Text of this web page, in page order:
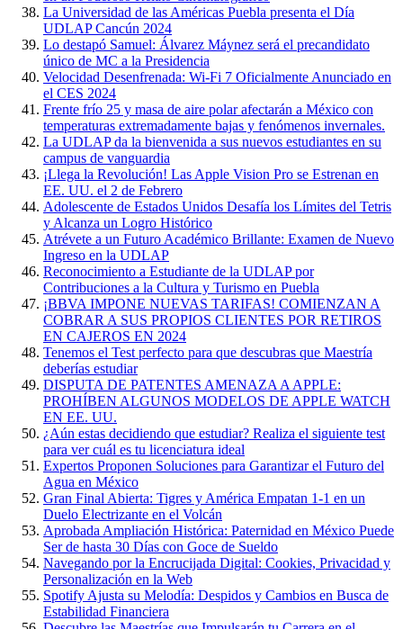
La Universidad de las Américas Puebla presenta el Día
UDLAP Cancún 2024
Lo destapó Samuel: Álvarez Máynez será el precandidato
único de MC a la Presidencia
Velocidad Desenfrenada: Wi-Fi 7 Oficialmente Anunciado en
el CES 2024
Frente frío 25 y masa de aire polar afectarán a México con
temperaturas extremadamente bajas y fenómenos invernales.
La UDLAP da la bienvenida a sus nuevos estudiantes en su
campus de vanguardia
¡Llega la Revolución! Las Apple Vision Pro se Estrenan en
EE. UU. el 2 de Febrero
Adolescente de Estados Unidos Desafía los Límites del Tetris
y Alcanza un Logro Histórico
Atrévete a un Futuro Académico Brillante: Examen de Nuevo
Ingreso en la UDLAP
Reconocimiento a Estudiante de la UDLAP por
Contribuciones a la Cultura y Turismo en Puebla
¡BBVA IMPONE NUEVAS TARIFAS! COMIENZAN A
COBRAR A SUS PROPIOS CLIENTES POR RETIROS
EN CAJEROS EN 2024
Tenemos el Test perfecto para que descubras que Maestría
deberías estudiar
DISPUTA DE PATENTES AMENAZA A APPLE:
PROHÍBEN ALGUNOS MODELOS DE APPLE WATCH
EN EE. UU.
¿Aún estas decidiendo que estudiar? Realiza el siguiente test
para ver cuál es tu licenciatura ideal
Expertos Proponen Soluciones para Garantizar el Futuro del
Agua en México
Gran Final Abierta: Tigres y América Empatan 1-1 en un
Duelo Electrizante en el Volcán
Aprobada Ampliación Histórica: Paternidad en México Puede
Ser de hasta 30 Días con Goce de Sueldo
Navegando por la Encrucijada Digital: Cookies, Privacidad y
Personalización en la Web
Spotify Ajusta su Melodía: Despidos y Cambios en Busca de
Estabilidad Financiera